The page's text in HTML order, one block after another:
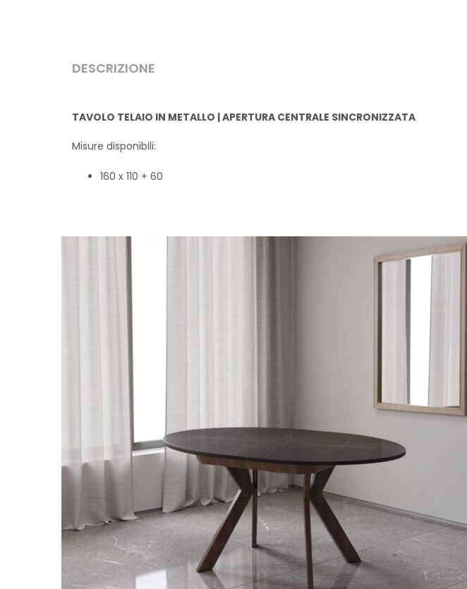
DESCRIZIONE
TAVOLO TELAIO IN METALLO | APERTURA CENTRALE SINCRONIZZATA
Misure disponibili:
160 x 110 + 60